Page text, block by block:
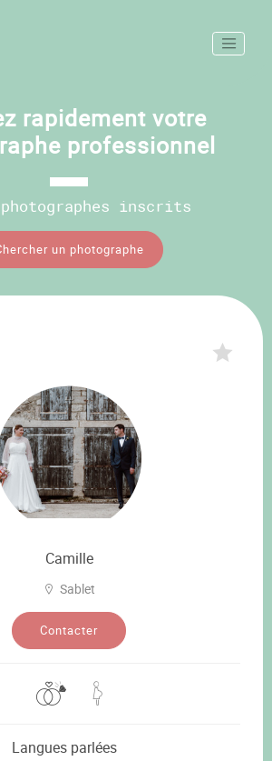
rapidement votre
professionnel
photographes inscrits
un photographe
Camille
Sablet
Contacter
Langues parlées